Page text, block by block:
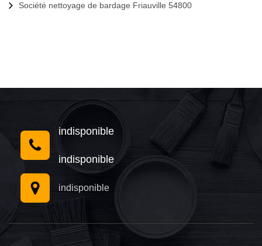
Société nettoyage de bardage Friauville 54800
indisponible
indisponible
indisponible